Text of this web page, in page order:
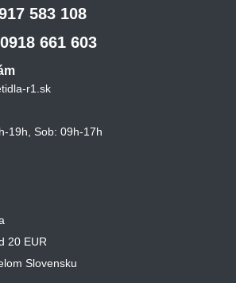
20 EUR
Slovensku
583 108
0918 661 603
r1.sk
19h, Sob: 09h-17h